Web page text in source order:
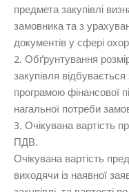
предмета закупівлі
замовника та з
документів у сфері
2. Обґрунтування
закупівля
програмою фінансової
нагальної потреби
3. Очікувана вартість
ПДВ.
Очікувана вартість
виходячи із наявної